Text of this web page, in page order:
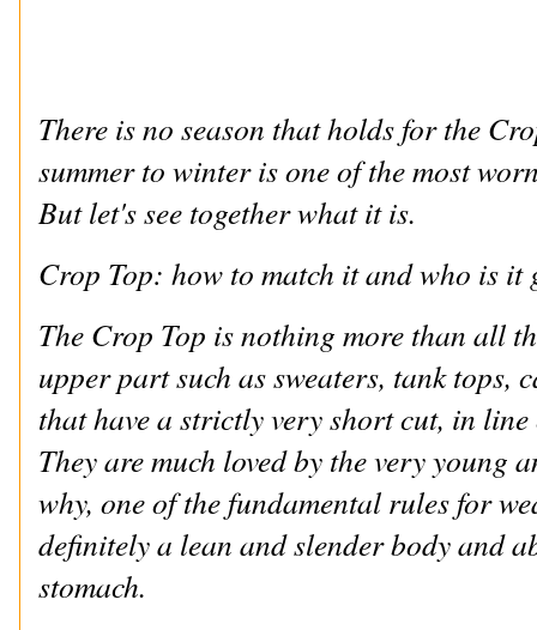
There is no season that holds for the
summer to winter is one of the most
But let's see together what it is.
Crop Top: how to match it and who is it
The Crop Top is nothing more than all
upper part such as sweaters, tank tops,
that have a strictly very short cut, in
They are much loved by the very young
why, one of the fundamental rules for
definitely a lean and slender body and
stomach.